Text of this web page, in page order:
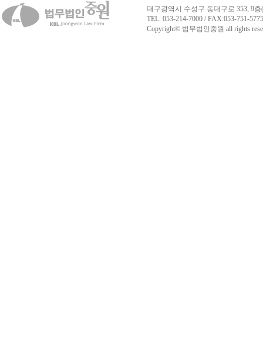
대구광역시 수성구 동대구로 353, 9
TEL: 053-214-7000 / FAX:053-751-
Copyright© 법무법인중원 all rights